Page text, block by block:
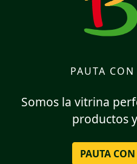
PAUTA
Somos la vitrina
productos
PAUTA